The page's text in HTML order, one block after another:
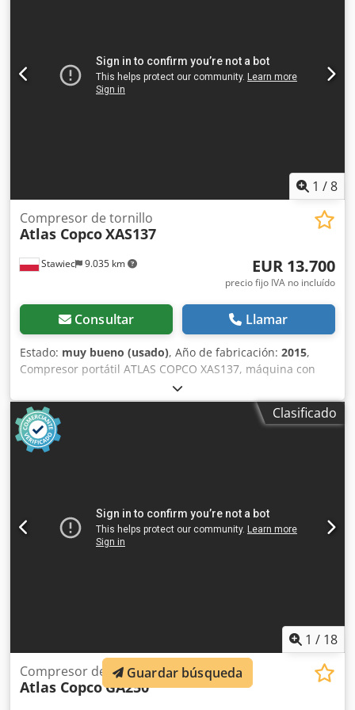
1 /8
Stawiec 9.035 km
Compresor de tornillo
Atlas CopcoXAS137
EUR 13.700
precio fijo IVA no incluído
Consultar Llamar
Estado: muy bueno (usado), Año de fabricación: 2015,
Compresor portátil ATLAS COPCO XAS137, máquina con
refrigerador final, revisada y en perfecto estado. Datos
técnicos: caudal: 7,70 m³/min; presión de trabajo: 7 bar;
Cjdpfx Akezky Nkoreha año de fabricación: 2015 motor:
KUBOTA horas de funcionamiento: 2000 h El compresor
está en perfecto estado de funcionamiento, listo para usar,
Clasificado
1 / 18
Compresor de tornillo GA250
Atlas CopcoGA250
Guardar búsqueda